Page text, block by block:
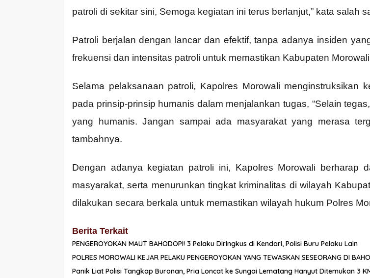
patroli di sekitar sini, Semoga kegiatan ini terus berlanjut,” kata salah
Patroli berjalan dengan lancar dan efektif, tanpa adanya insiden
frekuensi dan intensitas patroli untuk memastikan Kabupaten
Selama pelaksanaan patroli, Kapolres Morowali menginstruksikan
pada prinsip-prinsip humanis dalam menjalankan tugas, “Selain
yang humanis. Jangan sampai ada masyarakat yang merasa
tambahnya.
Dengan adanya kegiatan patroli ini, Kapolres Morowali berharap
masyarakat, serta menurunkan tingkat kriminalitas di wilayah
dilakukan secara berkala untuk memastikan wilayah hukum Polres
Berita Terkait
PENGEROYOKAN MAUT BAHODOPI! 3 Pelaku Diringkus di Kendari, Polisi Buru Pelaku Lain
POLRES MOROWALI KEJAR PELAKU PENGEROYOKAN YANG TEWASKAN SESEORANG DI
Panik Liat Polisi Tangkap Buronan, Pria Loncat ke Sungai Lematang Hanyut Ditemukan 3